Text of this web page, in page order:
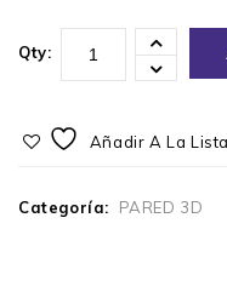
Qty:
Añadir A La
Categoría: PARED 3D